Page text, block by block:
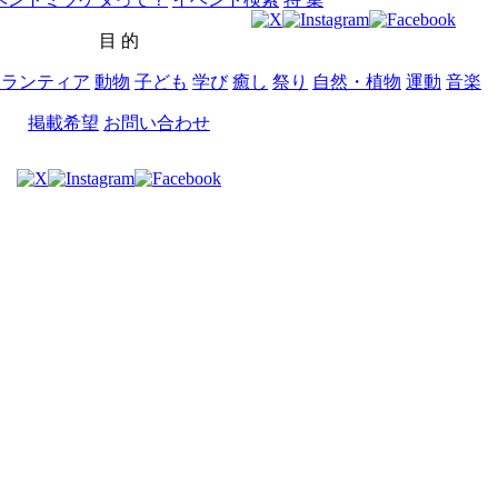
目 的
ンティア 動物 子ども 学び 癒し 祭り 自然・植物 運動 音楽
掲載希望 お問い合わせ